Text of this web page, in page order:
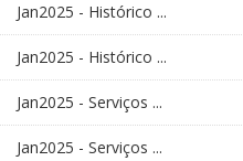
Jan2025 - Histórico ...
Jan2025 - Histórico ...
Jan2025 - Serviços ...
Jan2025 - Serviços ...